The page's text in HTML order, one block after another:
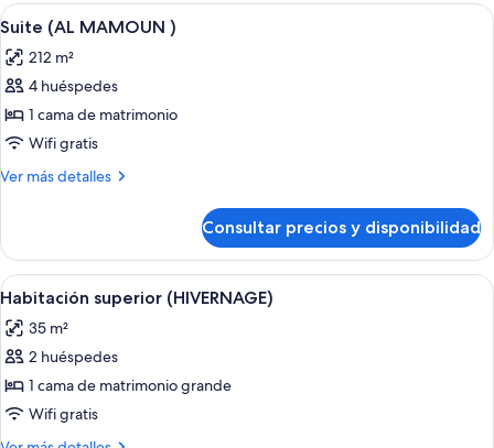
2
individuales
(HIVERNAGE)
Abrir
todas
las
fotos
de
Suite
(AL
Una sala amplia con muebles
6
Suite (AL MAMOUN )
212 m²
4 huéspedes
1 cama de matrimonio
Wifi gratis
Ver más detalles
Más
(AL
MAMOUN
)
Consultar precios y disponibilidad
Abrir
todas
las
fotos
de
Habitación
superior
Una habitación de hotel con una
7
Habitación superior (HIVERNAGE)
35 m²
2 huéspedes
1 cama de matrimonio grande
Wifi gratis